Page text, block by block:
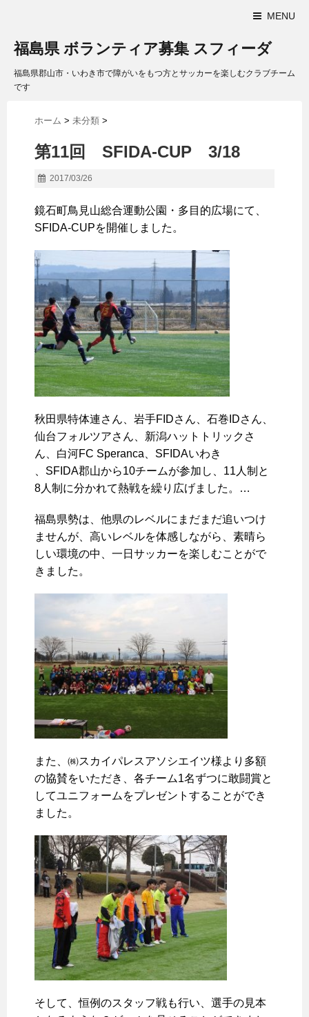
MENU
福島県 ボランティア募集 スフィーダ
福島県郡山市・いわき市で障がいをもつ方とサッカーを楽しむクラブチーム
です
ホーム > 未分類 >
第11回 SFIDA-CUP 3/18
2017/03/26
鏡石町鳥見山総合運動公園・多目的広場にて、
SFIDA-CUPを開催しました。
秋田県特体連さん、岩手FIDさん、石巻IDさん、
仙台フォルツアさん、新潟ハットトリックさ
ん、白河FC Speranca、SFIDAいわき
、SFIDA郡山から10チームが参加し、11人制と
8人制に分かれて熱戦を繰り広げました。
…
福島県勢は、他県のレベルにまだまだ追いつけ
ませんが、高いレベルを体感しながら、素晴ら
しい環境の中、一日サッカーを楽しむことがで
きました。
また、㈱スカイパレスアソシエイツ様より多額
の協賛をいただき、各チーム1名ずつに敢闘賞と
してユニフォームをプレゼントすることができ
ました。
そして、恒例のスタッフ戦も行い、選手の見本